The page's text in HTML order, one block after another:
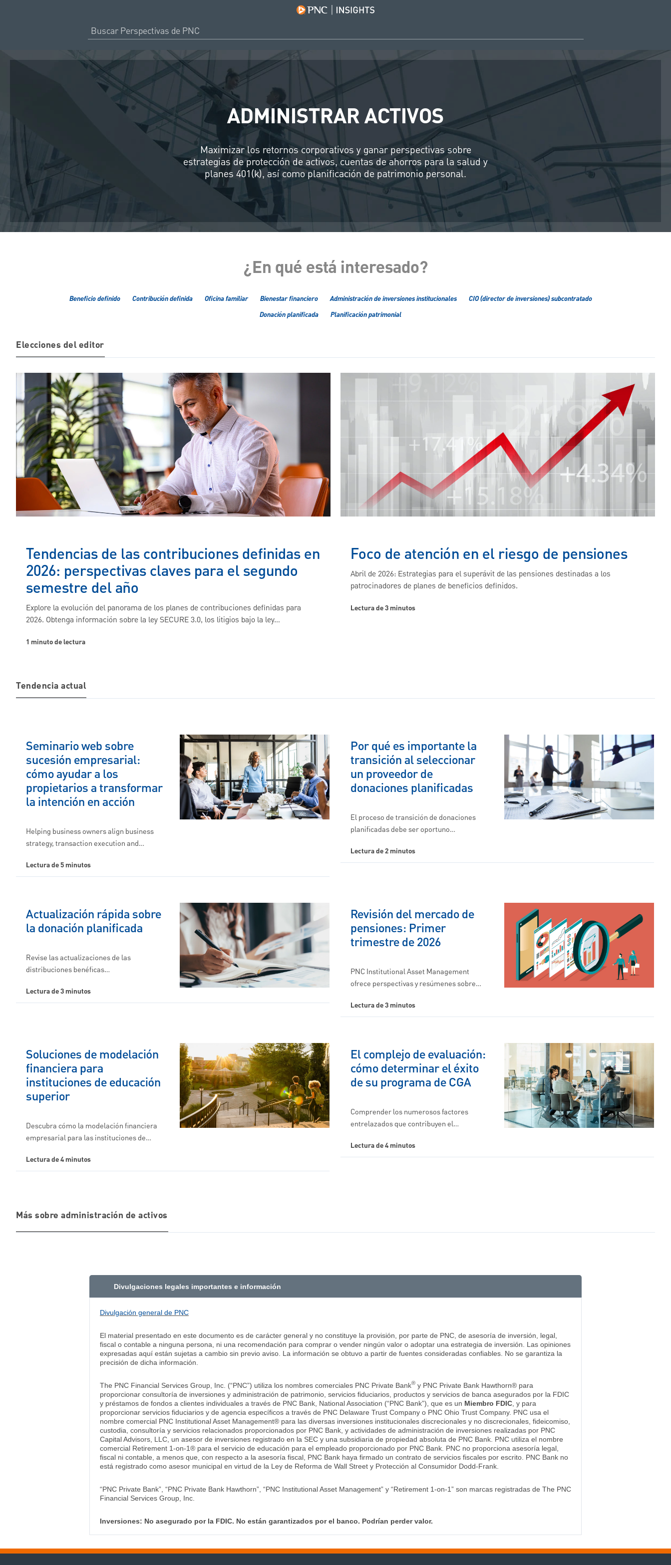
ADMINISTRAR ACTIVOS
Maximizar los retornos corporativos y ganar perspectivas sobre
estrategias de protección de activos, cuentas de ahorros para la salud y
planes 401(k), así como planificación de patrimonio personal.
¿En qué está interesado?
Beneficio definido Contribución definida Oficina familiar Bienestar financiero Administración de inversiones institucionales
CIO (director de inversiones) subcontratado
Donación planificada
Planificación patrimonial
Elecciones del editor
Tendencias de las contribuciones definidas en
2026: perspectivas claves para el segundo
semestre del año
Explore la evolución del panorama de los planes de contribuciones definidas para
2026. Obtenga información sobre la ley SECURE 3.0, los litigios bajo la ley…
1 minuto de lectura
Foco de atención en el riesgo de pensiones
Abril de 2026: Estrategias para el superávit de las pensiones destinadas a los
patrocinadores de planes de beneficios definidos.
Lectura de 3 minutos
Tendencia actual
Seminario web sobre
sucesión empresarial:
cómo ayudar a los
propietarios a transformar
la intención en acción
Helping business owners align business
strategy, transaction execution and…
Lectura de 5 minutos
Por qué es importante la
transición al seleccionar
un proveedor de
donaciones planificadas
El proceso de transición de donaciones
planificadas debe ser oportuno…
Lectura de 2 minutos
Actualización rápida sobre
la donación planificada
Revise las actualizaciones de las
distribuciones benéficas…
Lectura de 3 minutos
Revisión del mercado de
pensiones: Primer
trimestre de 2026
PNC Institutional Asset Management
ofrece perspectivas y resúmenes sobre…
Lectura de 3 minutos
Soluciones de modelación
financiera para
instituciones de educación
superior
Descubra cómo la modelación financiera
empresarial para las instituciones de…
Lectura de 4 minutos
El complejo de evaluación:
cómo determinar el éxito
de su programa de CGA
Comprender los numerosos factores
entrelazados que contribuyen el…
Lectura de 4 minutos
Más sobre administración de activos
Divulgaciones legales importantes e información
Divulgación general de PNC
El material presentado en este documento es de carácter general y no constituye la provisión, por parte de PNC, de asesoría de inversión, legal,
fiscal o contable a ninguna persona, ni una recomendación para comprar o vender ningún valor o adoptar una estrategia de inversión. Las opiniones
expresadas aquí están sujetas a cambio sin previo aviso. La información se obtuvo a partir de fuentes consideradas confiables. No se garantiza la
precisión de dicha información.
The PNC Financial Services Group, Inc. (“PNC”) utiliza los nombres comerciales PNC Private Bank® y PNC Private Bank Hawthorn® para
proporcionar consultoría de inversiones y administración de patrimonio, servicios fiduciarios, productos y servicios de banca asegurados por la FDIC
y préstamos de fondos a clientes individuales a través de PNC Bank, National Association (“PNC Bank”), que es un Miembro FDIC , y para
proporcionar servicios fiduciarios y de agencia específicos a través de PNC Delaware Trust Company o PNC Ohio Trust Company. PNC usa el
nombre comercial PNC Institutional Asset Management® para las diversas inversiones institucionales discrecionales y no discrecionales, fideicomiso,
custodia, consultoría y servicios relacionados proporcionados por PNC Bank, y actividades de administración de inversiones realizadas por PNC
Capital Advisors, LLC, un asesor de inversiones registrado en la SEC y una subsidiaria de propiedad absoluta de PNC Bank. PNC utiliza el nombre
comercial Retirement 1-on-1® para el servicio de educación para el empleado proporcionado por PNC Bank. PNC no proporciona asesoría legal,
fiscal ni contable, a menos que, con respecto a la asesoría fiscal, PNC Bank haya firmado un contrato de servicios fiscales por escrito. PNC Bank no
está registrado como asesor municipal en virtud de la Ley de Reforma de Wall Street y Protección al Consumidor Dodd-Frank.
“PNC Private Bank”, “PNC Private Bank Hawthorn”, “PNC Institutional Asset Management” y “Retirement 1-on-1” son marcas registradas de The PNC
Financial Services Group, Inc.
Inversiones: No asegurado por la FDIC. No están garantizados por el banco. Podrían perder valor.